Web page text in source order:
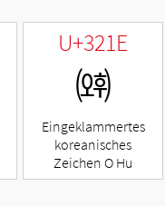
U+321E
㈞
Eingeklammertes
koreanisches
Zeichen O Hu